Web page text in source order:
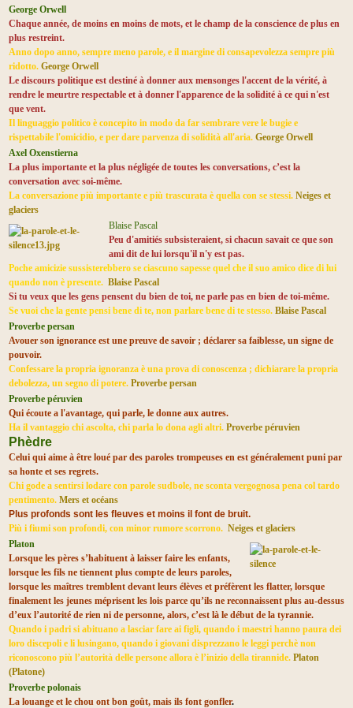
George Orwell
Chaque année, de moins en moins de mots, et le champ de la conscience de plus en
plus restreint.
Anno dopo anno, sempre meno parole, e il margine di consapevolezza sempre più
ridotto. George Orwell
Le discours politique est destiné à donner aux mensonges l'accent de la vérité, à
rendre le meurtre respectable et à donner l'apparence de la solidité à ce qui n'est
que vent.
Il linguaggio politico è concepito in modo da far sembrare vere le bugie e
rispettabile l'omicidio, e per dare parvenza di solidità all'aria. George Orwell
Axel Oxenstierna
La plus importante et la plus négligée de toutes les conversations, c’est la
conversation avec soi-même.
La conversazione più importante e più trascurata è quella con se stessi. Neiges et
glaciers
Blaise Pascal
Peu d'amitiés subsisteraient, si chacun savait ce que son
ami dit de lui lorsqu'il n'y est pas.
Poche amicizie sussisterebbero se ciascuno sapesse quel che il suo amico dice di lui
quando non è presente. Blaise Pascal
Si tu veux que les gens pensent du bien de toi, ne parle pas en bien de toi-même.
Se vuoi che la gente pensi bene di te, non parlare bene di te stesso. Blaise Pascal
Proverbe persan
Avouer son ignorance est une preuve de savoir ; déclarer sa faiblesse, un signe de
pouvoir.
Confessare la propria ignoranza è una prova di conoscenza ; dichiarare la propria
debolezza, un segno di potere. Proverbe persan
Proverbe péruvien
Qui écoute a l'avantage, qui parle, le donne aux autres.
Ha il vantaggio chi ascolta, chi parla lo dona agli altri. Proverbe péruvien
Phèdre
Celui qui aime à être loué par des paroles trompeuses en est généralement puni par
sa honte et ses regrets.
Chi gode a sentirsi lodare con parole sudbole, ne sconta vergognosa pena col tardo
pentimento. Mers et océans
Plus profonds sont les fleuves et moins il font de bruit.
Più i fiumi son profondi, con minor rumore scorrono. Neiges et glaciers
Platon
Lorsque les pères s’habituent à laisser faire les enfants,
lorsque les fils ne tiennent plus compte de leurs paroles,
lorsque les maîtres tremblent devant leurs élèves et préfèrent les flatter, lorsque
finalement les jeunes méprisent les lois parce qu’ils ne reconnaissent plus au-dessus
d’eux l’autorité de rien ni de personne, alors, c’est là le début de la tyrannie.
Quando i padri si abituano a lasciar fare ai figli, quando i maestri hanno paura dei
loro discepoli e li lusingano, quando i giovani disprezzano le leggi perchè non
riconoscono più l’autorità delle persone allora è l’inizio della tirannide. Platon
(Platone)
Proverbe polonais
La louange et le chou ont bon goût, mais ils font gonfler.